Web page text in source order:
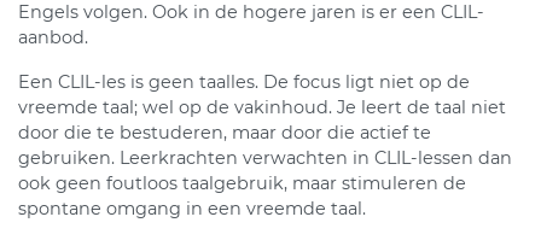
Engels volgen. Ook in de hogere jaren is er een CLIL-
aanbod.
Een CLIL-les is geen taalles. De focus ligt niet op de
vreemde taal; wel op de vakinhoud. Je leert de taal niet
door die te bestuderen, maar door die actief te
gebruiken. Leerkrachten verwachten in CLIL-lessen dan
ook geen foutloos taalgebruik, maar stimuleren de
spontane omgang in een vreemde taal.